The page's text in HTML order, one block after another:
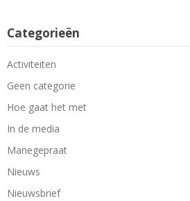
Categorieën
Activiteiten
Geen categorie
Hoe gaat het met
In de media
Manegepraat
Nieuws
Nieuwsbrief